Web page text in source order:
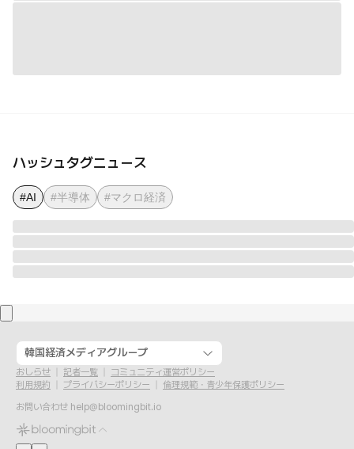
ハッシュタグニュース
#AI #半導体 #マクロ経済
韓国経済メディアグループ
おしらせ 記者一覧
コミュニティ運営ポリシー
利用規約
プライバシーポリシー
倫理規範・青少年保護ポリシー
お問い合わせ help@bloomingbit.io